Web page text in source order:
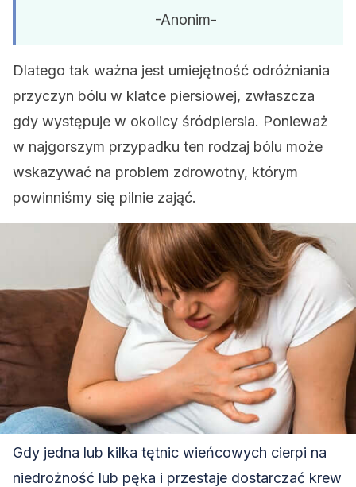
-Anonim-
Dlatego tak ważna jest umiejętność odróżniania
przyczyn bólu w klatce piersiowej, zwłaszcza
gdy występuje w okolicy śródpiersia. Ponieważ
w najgorszym przypadku ten rodzaj bólu może
wskazywać na problem zdrowotny, którym
powinniśmy się pilnie zająć.
Gdy jedna lub kilka tętnic wieńcowych cierpi na
niedrożność lub pęka i przestaje dostarczać krew